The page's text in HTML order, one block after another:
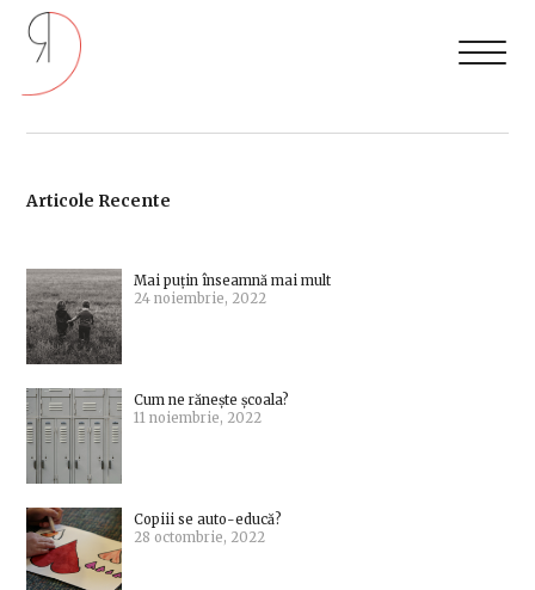
Articole Recente
Mai puțin înseamnă mai mult
24 noiembrie, 2022
Cum ne rănește școala?
11 noiembrie, 2022
Copiii se auto-educă?
28 octombrie, 2022